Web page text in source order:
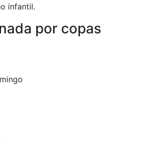
infantil.
por copas